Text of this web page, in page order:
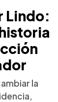
Lindo:
la